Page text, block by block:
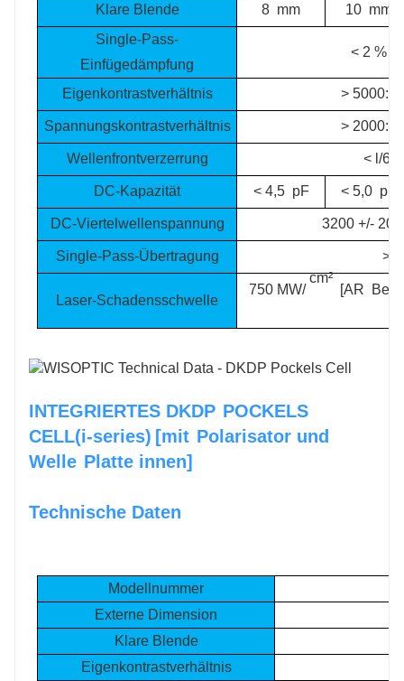
Klare Blende 8 mm 10 mm
Single-Pass-
Einfügedämpfung
< 2 %
Eigenkontrastverhältnis > 5000:1
Spannungskontrastverhältnis > 2000:1
Wellenfrontverzerrung < /
DC-Kapazität < 4,5 pF < 5,0 pF
DC-Viertelwellenspannung 3200 +/-
Single-Pass-Übertragung >
Laser-Schadensschwelle
750 MW/
cm²
AR
INTEGRIERTES DKDP POCKELS
CELL(i-series) [mit Polarisator und
Welle Platte innen]
Technische Daten
Modellnummer
Externe Dimension
Klare Blende
Eigenkontrastverhältnis